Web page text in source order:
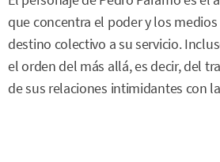
que concentra el poder y los
destino colectivo a su servicio.
el orden del más allá, es decir, del
de sus relaciones intimidantes con